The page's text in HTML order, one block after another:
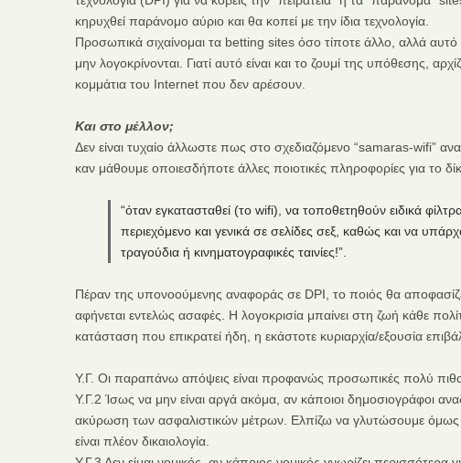
κηρυχθεί παράνομο αύριο και θα κοπεί με την ίδια τεχνολογία.
Προσωπικά σιχαίνομαι τα betting sites όσο τίποτε άλλο, αλλά
μην λογοκρίνονται. Γιατί αυτό είναι και το ζουμί της υπόθεσης,
κομμάτια του Internet που δεν αρέσουν.
Και στο μέλλον;
Δεν είναι τυχαίο άλλωστε πως στο σχεδιαζόμενο “samaras-wifi”
καν μάθουμε οποιεσδήποτε άλλες ποιοτικές πληροφορίες για το
“όταν εγκατασταθεί (το wifi), να τοποθετηθούν ειδικά
περιεχόμενο και γενικά σε σελίδες σεξ, καθώς και να
τραγούδια ή κινηματογραφικές ταινίες!”.
Πέραν της υπονοούμενης αναφοράς σε DPI, το ποιός θα αποφασίζει
αφήνεται εντελώς ασαφές. Η λογοκρισία μπαίνει στη ζωή κάθε
κατάσταση που επικρατεί ήδη, η εκάστοτε κυριαρχία/εξουσία
Υ.Γ. Οι παραπάνω απόψεις είναι προφανώς προσωπικές πολύ
Υ.Γ.2 Ίσως να μην είναι αργά ακόμα, αν κάποιοι δημοσιογράφοι
ακύρωση των ασφαλιστικών μέτρων. Ελπίζω να γλυτώσουμε
είναι πλέον δικαιολογία.